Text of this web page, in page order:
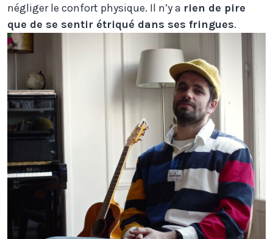
négliger le confort physique. Il n’y a rien de pire
que de se sentir étriqué dans ses fringues.